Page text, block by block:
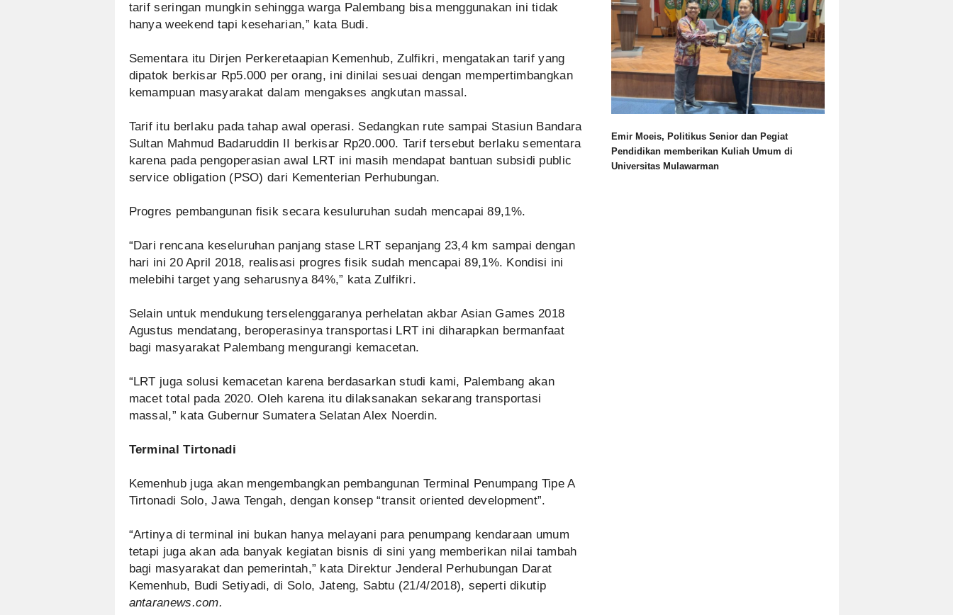
tarif seringan mungkin sehingga warga Palembang bisa menggunakan ini tidak
hanya weekend tapi keseharian,” kata Budi.
Sementara itu Dirjen Perkeretaapian Kemenhub, Zulfikri, mengatakan tarif yang
dipatok berkisar Rp5.000 per orang, ini dinilai sesuai dengan mempertimbangkan
kemampuan masyarakat dalam mengakses angkutan massal.
Tarif itu berlaku pada tahap awal operasi. Sedangkan rute sampai Stasiun Bandara
Sultan Mahmud Badaruddin II berkisar Rp20.000. Tarif tersebut berlaku sementara
karena pada pengoperasian awal LRT ini masih mendapat bantuan subsidi public
service obligation (PSO) dari Kementerian Perhubungan.
Progres pembangunan fisik secara kesuluruhan sudah mencapai 89,1%.
“Dari rencana keseluruhan panjang stase LRT sepanjang 23,4 km sampai dengan
hari ini 20 April 2018, realisasi progres fisik sudah mencapai 89,1%. Kondisi ini
melebihi target yang seharusnya 84%,” kata Zulfikri.
Selain untuk mendukung terselenggaranya perhelatan akbar Asian Games 2018
Agustus mendatang, beroperasinya transportasi LRT ini diharapkan bermanfaat
bagi masyarakat Palembang mengurangi kemacetan.
“LRT juga solusi kemacetan karena berdasarkan studi kami, Palembang akan
macet total pada 2020. Oleh karena itu dilaksanakan sekarang transportasi
massal,” kata Gubernur Sumatera Selatan Alex Noerdin.
Terminal Tirtonadi
Kemenhub juga akan mengembangkan pembangunan Terminal Penumpang Tipe A
Tirtonadi Solo, Jawa Tengah, dengan konsep “transit oriented development”.
“Artinya di terminal ini bukan hanya melayani para penumpang kendaraan umum
tetapi juga akan ada banyak kegiatan bisnis di sini yang memberikan nilai tambah
bagi masyarakat dan pemerintah,” kata Direktur Jenderal Perhubungan Darat
Kemenhub, Budi Setiyadi, di Solo, Jateng, Sabtu (21/4/2018), seperti dikutip
antaranews.com.
Emir Moeis, Politikus Senior dan Pegiat
Pendidikan memberikan Kuliah Umum di
Universitas Mulawarman